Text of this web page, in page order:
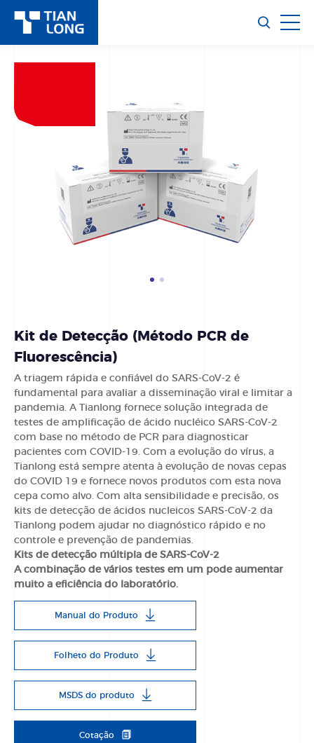
Kit de Detecção (Método PCR de
Fluorescência)
A triagem rápida e confiável do SARS-CoV-2 é
fundamental para avaliar a disseminação viral e limitar a
pandemia. A Tianlong fornece solução integrada de
testes de amplificação de ácido nucléico SARS-CoV-2
com base no método de PCR para diagnosticar
pacientes com COVID-19. Com a evolução do vírus, a
Tianlong está sempre atenta à evolução de novas cepas
do COVID 19 e fornece novos produtos com esta nova
cepa como alvo. Com alta sensibilidade e precisão, os
kits de detecção de ácidos nucleicos SARS-CoV-2 da
Tianlong podem ajudar no diagnóstico rápido e no
controle e prevenção de pandemias.
Kits de detecção múltipla de SARS-CoV-2
A combinação de vários testes em um pode aumentar
muito a eficiência do laboratório.
Manual do Produto
Folheto do Produto
MSDS do produto
Cotação